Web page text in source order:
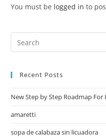
You must be logged in to
Recent Posts
New Step by Step Roadmap For
amaretti
sopa de calabaza sin licuadora